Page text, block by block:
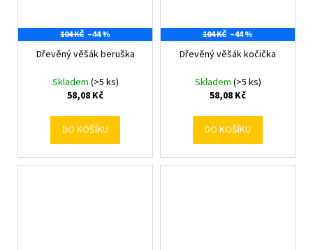
104 KČ –44 %
Dřevěný věšák beruška
Skladem (>5 ks)
58,08 Kč
DO KOŠÍKU
104 KČ –44 %
Dřevěný věšák kočička
Skladem (>5 ks)
58,08 Kč
DO KOŠÍKU